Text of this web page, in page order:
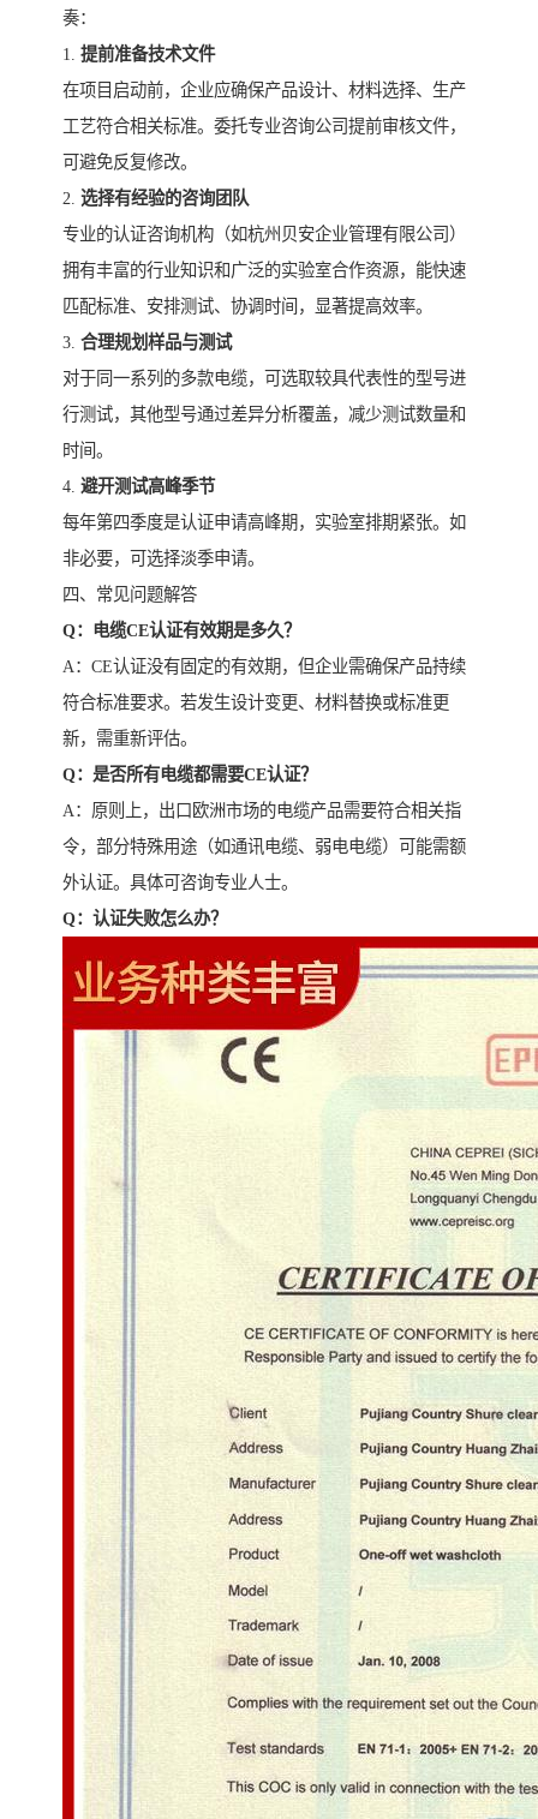
奏：
1. 提前准备技术文件
在项目启动前，企业应确保产品设计、材料选择、生产
工艺符合相关标准。委托专业咨询公司提前审核文件，
可避免反复修改。
2. 选择有经验的咨询团队
专业的认证咨询机构（如杭州贝安企业管理有限公司）
拥有丰富的行业知识和广泛的实验室合作资源，能快速
匹配标准、安排测试、协调时间，显著提高效率。
3. 合理规划样品与测试
对于同一系列的多款电缆，可选取较具代表性的型号进
行测试，其他型号通过差异分析覆盖，减少测试数量和
时间。
4. 避开测试高峰季节
每年第四季度是认证申请高峰期，实验室排期紧张。如
非必要，可选择淡季申请。
四、常见问题解答
Q：电缆CE认证有效期是多久？
A：CE认证没有固定的有效期，但企业需确保产品持续
符合标准要求。若发生设计变更、材料替换或标准更
新，需重新评估。
Q：是否所有电缆都需要CE认证？
A：原则上，出口欧洲市场的电缆产品需要符合相关指
令，部分特殊用途（如通讯电缆、弱电电缆）可能需额
外认证。具体可咨询专业人士。
Q：认证失败怎么办？